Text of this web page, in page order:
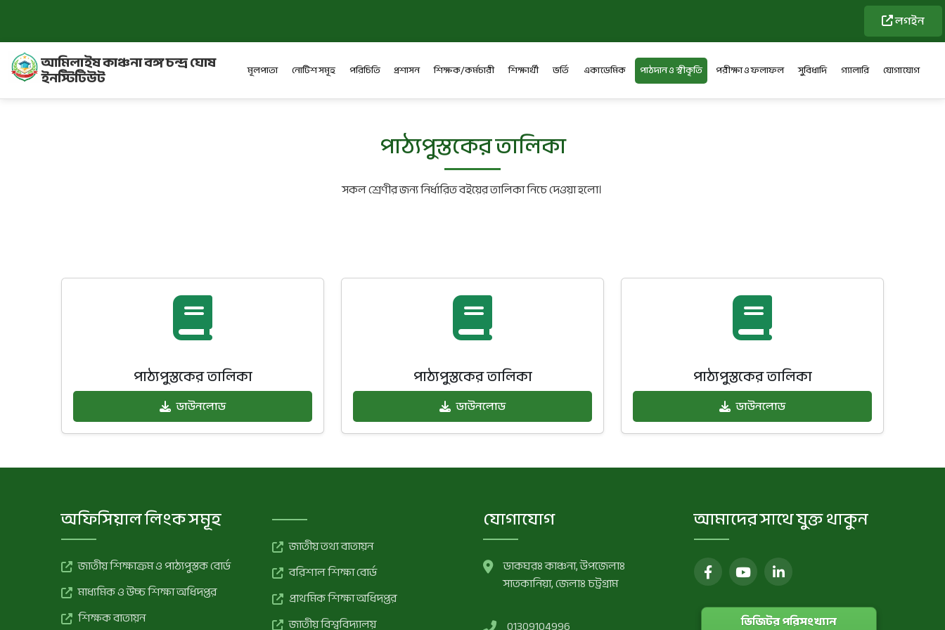
লগইন
আমিলাইষ কাঞ্চনা বঙ্গ চন্দ্র ঘোষ
ইনস্টিটিউট মূলপাতা নোটিশ সমূহ পরিচিতি প্রশাসন শিক্ষক/কর্মচারী শিক্ষার্থী ভর্তি একাডেমিক পাঠদান ও স্বীকৃতি পরীক্ষা ও ফলাফল সুবিধাদি গ্যালারি যোগাযোগ
পাঠ্যপুস্তকের তালিকা
সকল শ্রেণীর জন্য নির্ধারিত বইয়ের তালিকা নিচে দেওয়া হলো।
পাঠ্যপুস্তকের তালিকা
ডাউনলোড
পাঠ্যপুস্তকের তালিকা
ডাউনলোড
পাঠ্যপুস্তকের তালিকা
ডাউনলোড
অফিসিয়াল লিংক সমূহ
জাতীয় শিক্ষাক্রম ও পাঠ্যপুস্তক বোর্ড
মাধ্যমিক ও উচ্চ শিক্ষা অধিদপ্তর
শিক্ষক বাতায়ন
জাতীয় তথ্য বাতায়ন
বরিশাল শিক্ষা বোর্ড
প্রাথমিক শিক্ষা অধিদপ্তর
জাতীয় বিশ্ববিদ্যালয়
যোগাযোগ
ডাকঘরঃ কাঞ্চনা, উপজেলাঃ
সাতকানিয়া, জেলাঃ চট্রগ্রাম
আমাদের সাথে যুক্ত থাকুন
ভিজিটর পরিসংখ্যান